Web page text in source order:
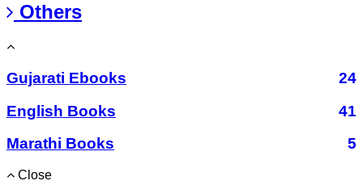
Others
Gujarati Ebooks
24
English Books
41
Marathi Books
5
Close